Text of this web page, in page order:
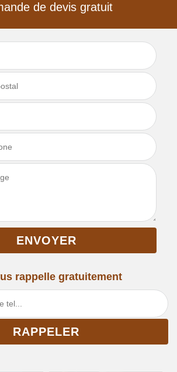
de devis gratuit
rappelle gratuitement